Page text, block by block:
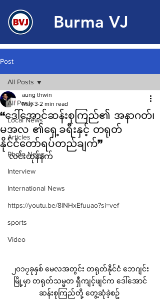
Burma VJ
Post
All Posts
Local News
Articles
Photo News
Interview
International News
https://youtu.be/8lNHxEfuuao?si=vef
sports
Video
All Posts
“ဒေါ်အောင်ဆန်းစုကြည်၏ အနာဂတ်၊
မအလ ၏ရှေ့ခရီးနှင့် တရုတ်
နိုင်ငံတော်ရပ်တည်ချက်”
aung thwin
May 3 2 min read
လင်းယုန်နက်
၂၀၁၇ခုနှစ် မေလအတွင်း တရုတ်နိုင်ငံ ဘေဂျင်း
မြို့မှာ တရုတ်သမ္မတ ရှီကျင့်ဖျင်က ဒေါ်‌အောင်
ဆန်းစုကြည်တို့ တွေ့ဆုံခဲ့စဥ်